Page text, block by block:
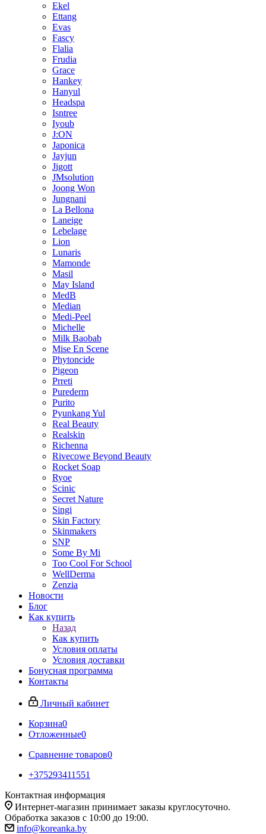
Ekel
Ettang
Evas
Fascy
Flalia
Frudia
Grace
Hankey
Hanyul
Headspa
Isntree
Iyoub
J:ON
Japonica
Jayjun
Jigott
JMsolution
Joong Won
Jungnani
La Bellona
Laneige
Lebelage
Lion
Lunaris
Mamonde
Masil
May Island
MedB
Median
Medi-Peel
Michelle
Milk Baobab
Mise En Scene
Phytoncide
Pigeon
Prreti
Purederm
Purito
Pyunkang Yul
Real Beauty
Realskin
Richenna
Rivecowe Beyond Beauty
Rocket Soap
Ryoe
Scinic
Secret Nature
Singi
Skin Factory
Skinmakers
SNP
Some By Mi
Too Cool For School
WellDerma
Zenzia
Новости
Блог
Как купить
Назад
Как купить
Условия оплаты
Условия доставки
Бонусная программа
Контакты
Личный кабинет
Корзина0
Отложенные0
Сравнение товаров0
+375293411551
Контактная информация
Интернет-магазин принимает заказы круглосуточно.
Обработка заказов с 10:00 до 19:00.
info@koreanka.by